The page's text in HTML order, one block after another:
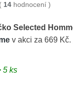
( 14 hodnocení)
Selected
v akci za 669 Kč.
5 ks